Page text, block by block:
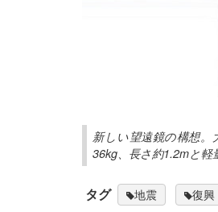
新しい望遠鏡の構想
36kg、長さ約1.2mと
タグ 地震 復興